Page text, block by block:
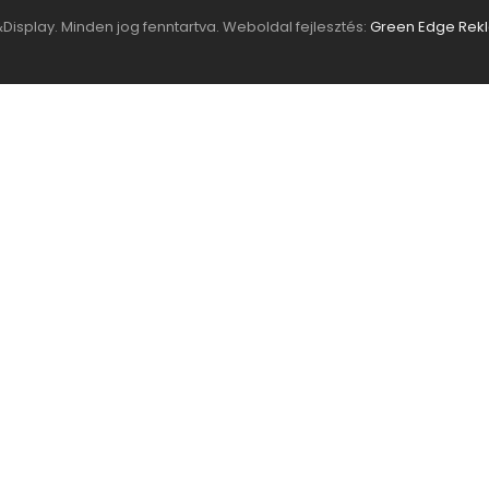
Minden jog fenntartva. Weboldal fejlesztés: Green Edge